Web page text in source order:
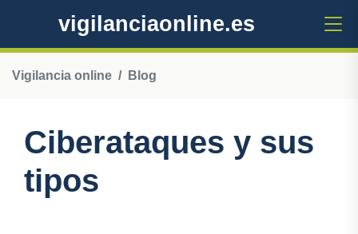
vigilanciaonline.es
Vigilancia online Blog
Ciberataques y sus
tipos